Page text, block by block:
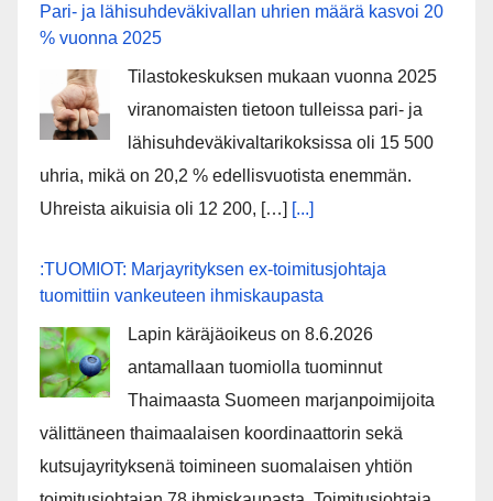
Pari- ja lähisuhdeväkivallan uhrien määrä kasvoi 20
% vuonna 2025
Tilastokeskuksen mukaan vuonna 2025
viranomaisten tietoon tulleissa pari- ja
lähisuhdeväkivaltarikoksissa oli 15 500
uhria, mikä on 20,2 % edellisvuotista enemmän.
Uhreista aikuisia oli 12 200, […] [...]
:TUOMIOT: Marjayrityksen ex-toimitusjohtaja
tuomittiin vankeuteen ihmiskaupasta
Lapin käräjäoikeus on 8.6.2026
antamallaan tuomiolla tuominnut
Thaimaasta Suomeen marjanpoimijoita
välittäneen thaimaalaisen koordinaattorin sekä
kutsujayrityksenä toimineen suomalaisen yhtiön